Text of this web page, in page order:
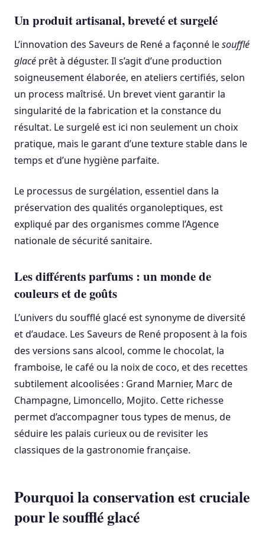
Un produit artisanal, breveté et surgelé
L’innovation des Saveurs de René a façonné lesoufflé
glacé prêt à déguster. Il s’agit d’une production
soigneusement élaborée, en ateliers certifiés, selon
un process maîtrisé. Un brevet vient garantir la
singularité de la fabrication et la constance du
résultat. Le surgelé est ici non seulement un choix
pratique, mais le garant d’une texture stable dans le
temps et d’une hygiène parfaite.
Le processus de surgélation, essentiel dans la
préservation des qualités organoleptiques, est
expliqué par des organismes comme l’Agence
nationale de sécurité sanitaire.
Les différents parfums : un monde de
couleurs et de goûts
L’univers du soufflé glacé est synonyme de diversité
et d’audace. Les Saveurs de René proposent à la fois
des versions sans alcool, comme le chocolat, la
framboise, le café ou la noix de coco, et des recettes
subtilement alcoolisées : Grand Marnier, Marc de
Champagne, Limoncello, Mojito. Cette richesse
permet d’accompagner tous types de menus, de
séduire les palais curieux ou de revisiter les
classiques de la gastronomie française.
Pourquoi la conservation est cruciale
pour le soufflé glacé